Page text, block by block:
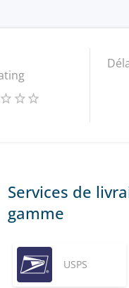
Services de
gamme
USPS